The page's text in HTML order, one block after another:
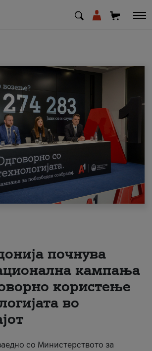
Деловни
почнува
кампања
користење
во
со Министерството за